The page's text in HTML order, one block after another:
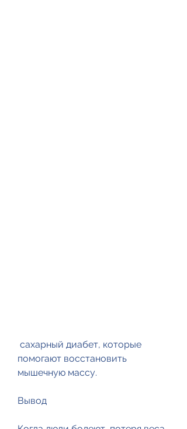
помогают восстановить
мышечную массу.
Вывод